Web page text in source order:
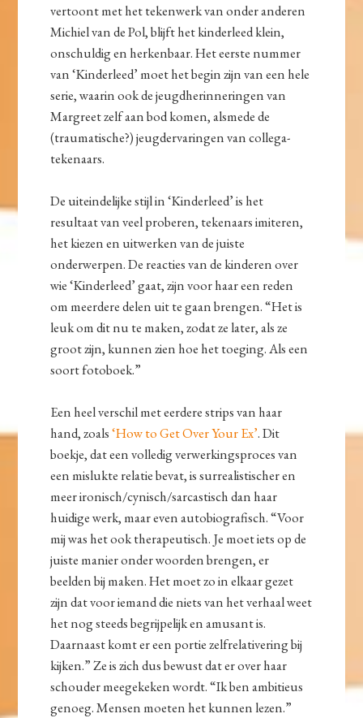
vertoont met het tekenwerk van onder anderen
Michiel van de Pol, blijft het kinderleed klein,
onschuldig en herkenbaar. Het eerste nummer
van ‘Kinderleed’ moet het begin zijn van een hele
serie, waarin ook de jeugdherinneringen van
Margreet zelf aan bod komen, alsmede de
(traumatische?) jeugdervaringen van collega-
tekenaars.
De uiteindelijke stijl in ‘Kinderleed’ is het
resultaat van veel proberen, tekenaars imiteren,
het kiezen en uitwerken van de juiste
onderwerpen. De reacties van de kinderen over
wie ‘Kinderleed’ gaat, zijn voor haar een reden
om meerdere delen uit te gaan brengen. “Het is
leuk om dit nu te maken, zodat ze later, als ze
groot zijn, kunnen zien hoe het toeging. Als een
soort fotoboek.”
Een heel verschil met eerdere strips van haar
hand, zoals‘How to Get Over Your Ex’. Dit
boekje, dat een volledig verwerkingsproces van
een mislukte relatie bevat, is surrealistischer en
meer ironisch/cynisch/sarcastisch dan haar
huidige werk, maar even autobiografisch. “Voor
mij was het ook therapeutisch. Je moet iets op de
juiste manier onder woorden brengen, er
beelden bij maken. Het moet zo in elkaar gezet
zijn dat voor iemand die niets van het verhaal weet
het nog steeds begrijpelijk en amusant is.
Daarnaast komt er een portie zelfrelativering bij
kijken.” Ze is zich dus bewust dat er over haar
schouder meegekeken wordt. “Ik ben ambitieus
genoeg. Mensen moeten het kunnen lezen.”